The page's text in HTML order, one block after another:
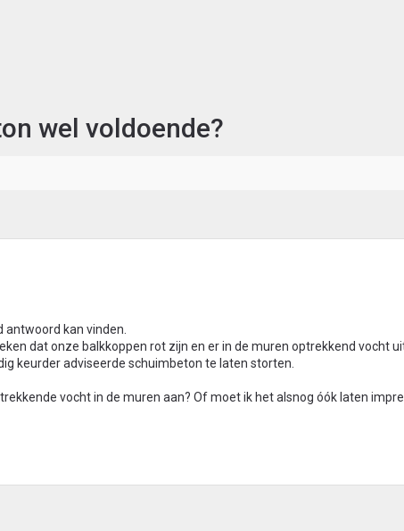
wel voldoende?
kan vinden.
dat onze balkkoppen rot zijn en er in de muren optrekkend vocht
keurder adviseerde schuimbeton te laten storten.
vocht in de muren aan? Of moet ik het alsnog óók laten